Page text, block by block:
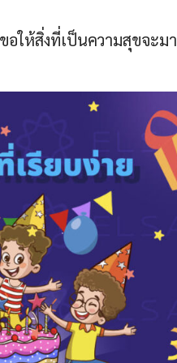
ให้สิ่งที่เป็นความสุขจะม